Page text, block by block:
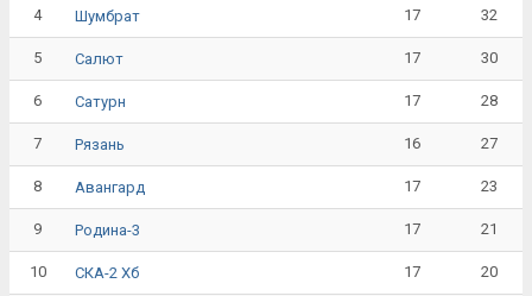
4 Шумбрат 17 32
5 Салют 17 30
6 Сатурн 17 28
7 Рязань 16 27
8 Авангард 17 23
9 Родина-3 17 21
10 СКА-2 Хб 17 20